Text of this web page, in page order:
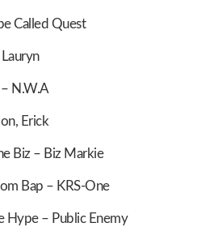
Called Quest
– N.W.A
Erick
Biz – Biz Markie
Bap – KRS-One
Hype – Public Enemy